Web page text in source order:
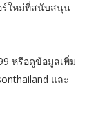
ร์ใหม่ที่สนับสนุน
หรือดูข้อมูลเพิ่ม
และ